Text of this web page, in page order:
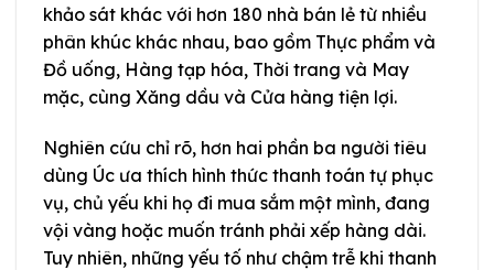
khảo sát khác với hơn 180 nhà bán lẻ từ nhiều
phân khúc khác nhau, bao gồm Thực phẩm và
Đồ uống, Hàng tạp hóa, Thời trang và May
mặc, cùng Xăng dầu và Cửa hàng tiện lợi.
Nghiên cứu chỉ rõ, hơn hai phần ba người tiêu
dùng Úc ưa thích hình thức thanh toán tự phục
vụ, chủ yếu khi họ đi mua sắm một mình, đang
vội vàng hoặc muốn tránh phải xếp hàng dài.
Tuy nhiên, những yếu tố như chậm trễ khi thanh